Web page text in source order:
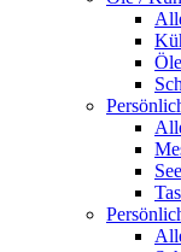
Öle